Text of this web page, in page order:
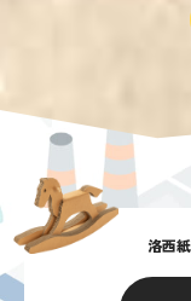
洛西